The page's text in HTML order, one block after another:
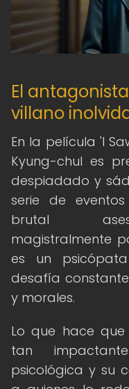
El
villano
En la película 'I
Kyung-chul es
despiadado y
serie de
brutal
magistralmente
es un
desafía
y morales.
Lo que hace
tan
psicológica y su